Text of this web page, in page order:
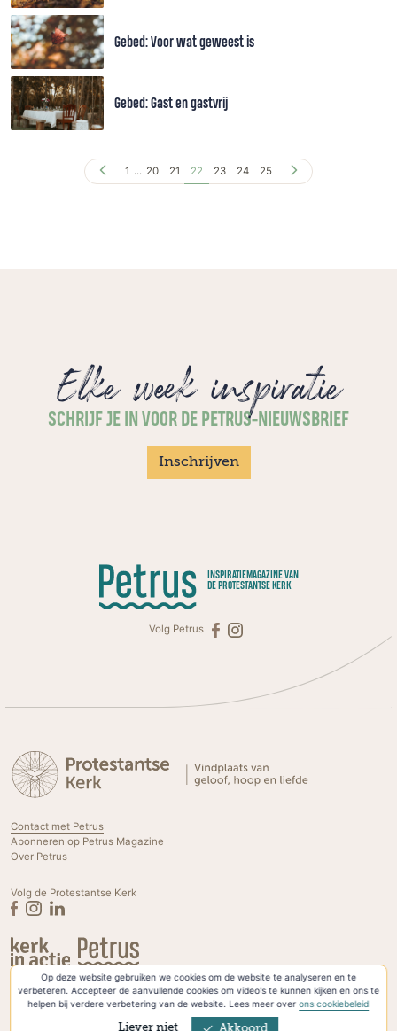
Op deze website gebruiken we cookies om de website te analyseren en te
verbeteren. Accepteer de aanvullende cookies om video's te kunnen kijken en ons te
helpen bij verdere verbetering van de website. Lees meer overons cookiebeleid
Liever niet
Gebed: Voor wat geweest is
Gebed: Gast en gastvrij
1 ... 20 21 22 23 24 25
Elke week inspiratie
SCHRIJF JE IN VOOR DE PETRUS-NIEUWSBRIEF
Inschrijven
INSPIRATIEMAGAZINE VAN
DE PROTESTANTSE KERK
Volg Petrus
Contact met Petrus
Abonneren op Petrus Magazine
Over Petrus
Volg de Protestantse Kerk
Privacyverklaring & Cookies